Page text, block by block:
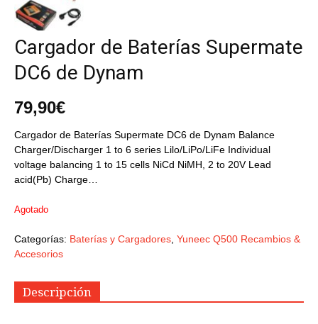
Cargador de Baterías Supermate
DC6 de Dynam
79,90€
Cargador de Baterías Supermate DC6 de Dynam Balance
Charger/Discharger 1 to 6 series Lilo/LiPo/LiFe Individual
voltage balancing 1 to 15 cells NiCd NiMH, 2 to 20V Lead
acid(Pb) Charge…
Agotado
Categorías: Baterías y Cargadores Yuneec Q500 Recambios &
Accesorios
Descripción